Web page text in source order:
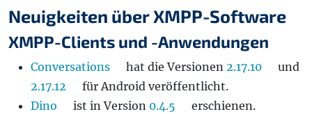
Neuigkeiten über XMPP-Software
XMPP-Clients und -Anwendungen
Conversations hat die Versionen 2.17.10
und
2.17.12
für Android veröffentlicht.
Dino
ist in Version 0.4.5
erschienen.